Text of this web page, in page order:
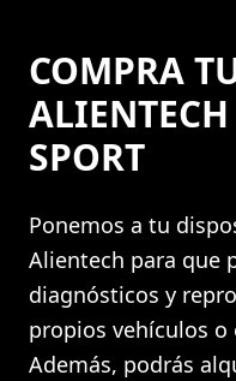
COMPRA
SPORT
Ponemos a tu
Alientech para que
diagnósticos y
propios vehículos
Además, podrás